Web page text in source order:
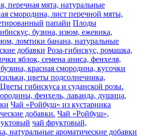
перечная мята, натуральные
смородина, лист перечной мяты,
папайи Плоды
бузина, изюм, ежевика,
ломтики банана, натуральные
добавки Роза-гибискус, ромашка,
яблок, семена аниса, фенхеля,
красная смородина, кусочки
цветы подсолнечника,
Цветы гибискуса и суданской розы.
фенхель, лаванда, душица,
Чай «Ройбуш» из кустарника
добавки. Чай «Ройбуш»,
чай фруктовый,
натуральные ароматические добавки